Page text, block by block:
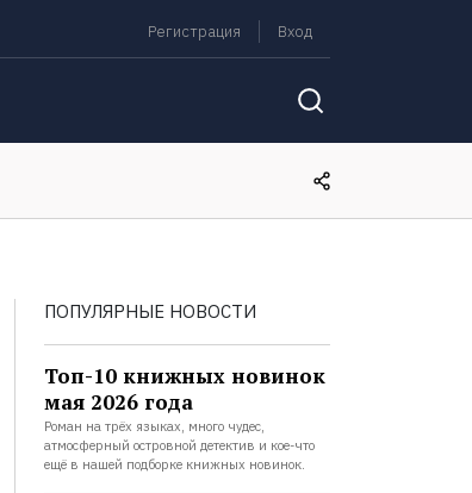
Регистрация Вход
ПОПУЛЯРНЫЕ НОВОСТИ
Топ-10 книжных новинок
мая 2026 года
Роман на трёх языках, много чудес,
атмосферный островной детектив и кое-что
ещё в нашей подборке книжных новинок.